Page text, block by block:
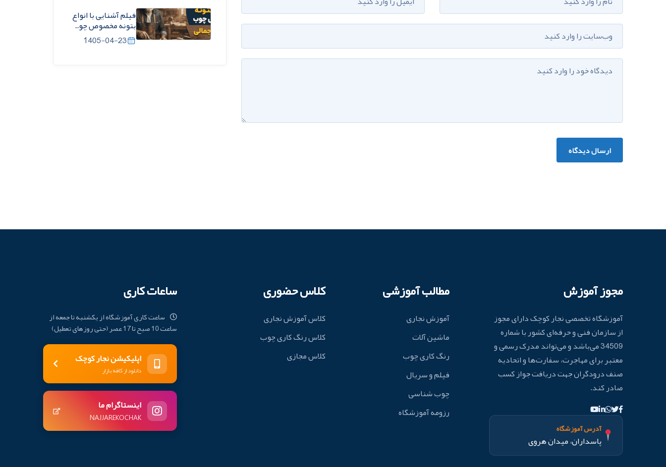
ارسال دیدگاه
فیلم آشنایی با انواع
بتونه مخصوص چو..
1405-04-23
مجوز آموزش
آموزشگاه تخصصی نجار کوچک دارای مجوز
از سازمان فنی و حرفه‌ای کشور با شماره
34509 می‌باشد و می‌تواند مدرک رسمی و
معتبر برای مهاجرت، سفارت‌ها و اتحادیه
صنف درودگران جهت دریافت جواز کسب
صادر کند.
آدرس آموزشگاه
پاسداران، میدان هروی
مطالب آموزشی
آموزش نجاری
ماشین آلات
رنگ کاری چوب
فیلم و سریال
چوب شناسی
رزومه آموزشگاه
کلاس حضوری
کلاس آموزش نجاری
کلاس رنگ کاری چوب
کلاس مجازی
ساعات کاری
ساعت کاری آموزشگاه از یکشنبه تا جمعه از
ساعت 10 صبح تا 17 عصر (حتی روزهای تعطیل)
اپلیکیشن نجار کوچک
دانلود از کافه بازار
اینستاگرام ما
NAJJAREKOCHAK